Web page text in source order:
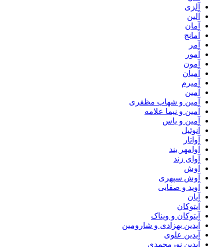
آلزی
آلین
آمان
آمانج
آمر
آمور
آمون
آمیان
آمیرم
آمین
آمین و شهاب مظفری
آمین و نیما علامه
آمین و یاس
آنوئیل
آواتار
آوامهر بند
آوای زند
آوش
آوش سپهری
آوید و صفایی
آیان
آیتوکان
آیتوکان و ویناک
آیدین بهزادی و شارومین
آیدین علوی
آیدین نورمحمدی